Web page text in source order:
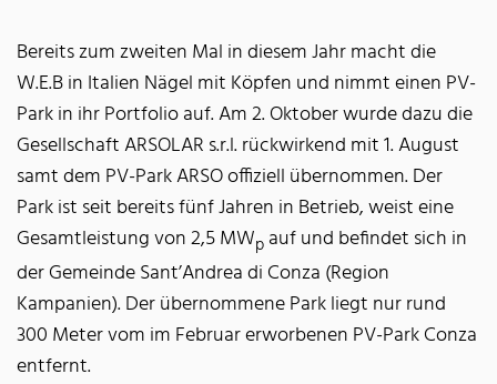
Bereits zum zweiten Mal in diesem Jahr macht die
W.E.B in Italien Nägel mit Köpfen und nimmt einen PV-
Park in ihr Portfolio auf. Am 2. Oktober wurde dazu die
Gesellschaft ARSOLAR s.r.l. rückwirkend mit 1. August
samt dem PV-Park ARSO offiziell übernommen. Der
Park ist seit bereits fünf Jahren in Betrieb, weist eine
Gesamtleistung von 2,5 MWp auf und befindet sich in
der Gemeinde Sant’Andrea di Conza (Region
Kampanien). Der übernommene Park liegt nur rund
300 Meter vom im Februar erworbenen PV-Park Conza
entfernt.